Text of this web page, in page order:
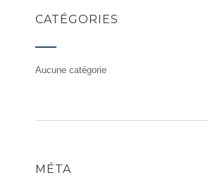
CATÉGORIES
Aucune catégorie
MÉTA